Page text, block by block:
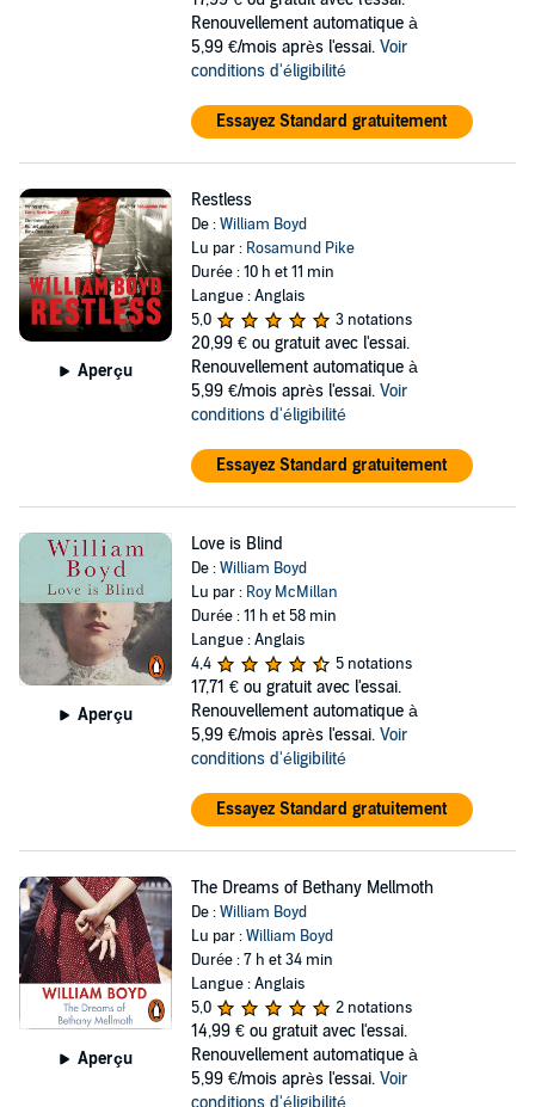
Renouvellement automatique à
5,99 €/mois après l'essai. Voir
conditions d'éligibilité
Essayez Standard gratuitement
Aperçu
Restless
De :William Boyd
Lu par : Rosamund Pike
Durée : 10 h et 11 min
Langue : Anglais
5,0
3 notations
20,99 € ou gratuit avec l'essai.
Renouvellement automatique à
5,99 €/mois après l'essai. Voir
conditions d'éligibilité
Essayez Standard gratuitement
Aperçu
Love is Blind
De :William Boyd
Lu par : Roy McMillan
Durée : 11 h et 58 min
Langue : Anglais
4,4
5 notations
17,71 € ou gratuit avec l'essai.
Renouvellement automatique à
5,99 €/mois après l'essai. Voir
conditions d'éligibilité
Essayez Standard gratuitement
Aperçu
The Dreams of Bethany Mellmoth
De :William Boyd
Lu par :William Boyd
Durée : 7 h et 34 min
Langue : Anglais
5,0
2 notations
14,99 € ou gratuit avec l'essai.
Renouvellement automatique à
5,99 €/mois après l'essai. Voir
conditions d'éligibilité